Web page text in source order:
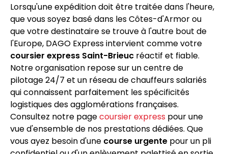
Lorsqu'une expédition doit être traitée dans l'heure,
que vous soyez basé dans les Côtes-d'Armor ou
que votre destinataire se trouve à l'autre bout de
l'Europe, DAGO Express intervient comme votre
coursier express Saint-Brieuc réactif et fiable.
Notre organisation repose sur un centre de
pilotage 24/7 et un réseau de chauffeurs salariés
qui connaissent parfaitement les spécificités
logistiques des agglomérations françaises.
Consultez notre pagecoursier express pour une
vue d'ensemble de nos prestations dédiées. Que
vous ayez besoin d'une course urgente pour un pli